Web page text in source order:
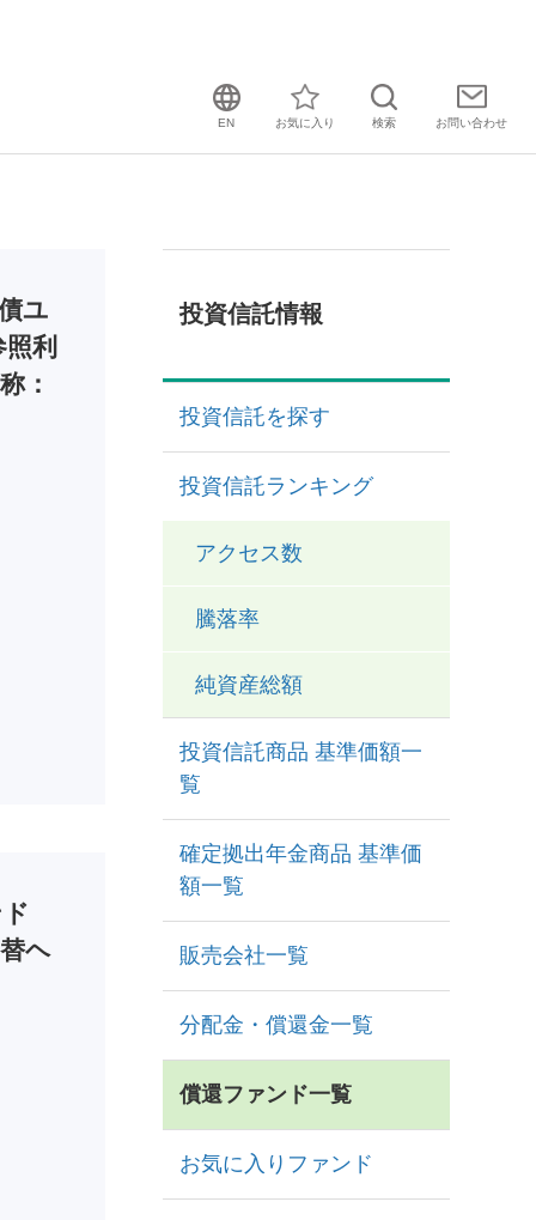
EN お気に入り 検索 お問い合わせ
ユ
利
：
ヘ
投資信託情報
投資信託を探す
投資信託ランキング
アクセス数
騰落率
純資産総額
投資信託商品 基準価額一
覧
確定拠出年金商品 基準価
額一覧
販売会社一覧
分配金・償還金一覧
償還ファンド一覧
お気に入りファンド